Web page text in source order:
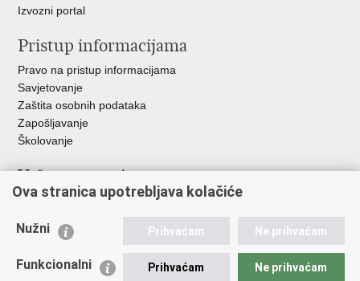
Izvozni portal
Pristup informacijama
Pravo na pristup informacijama
Savjetovanje
Zaštita osobnih podataka
Zapošljavanje
Školovanje
Važne poveznice
Ministarstvo unutarnjih poslova
Udruge
Policijska akademija
Ova stranica upotrebljava kolačiće
Nužni Prihvaćam Ne prihvaćam
Funkcionalni Prihvaćam Ne prihvaćam